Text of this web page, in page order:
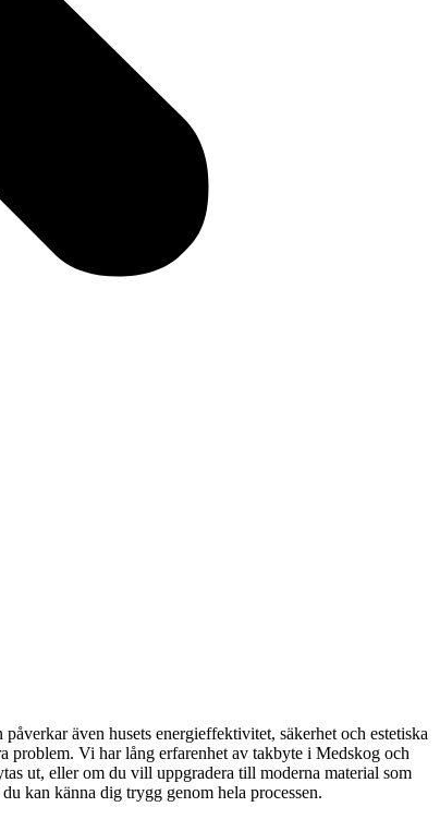
även husets energieffektivitet, säkerhet och estetiska
problem. Vi har lång erfarenhet av takbyte i Medskog och
ut, eller om du vill uppgradera till moderna material som
kan känna dig trygg genom hela processen.